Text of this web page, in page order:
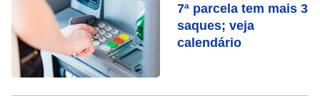
7ª parcela tem mais 3
saques; veja
calendário